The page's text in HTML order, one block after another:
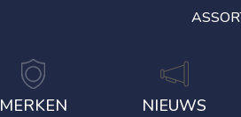
MERKEN NIEUWS